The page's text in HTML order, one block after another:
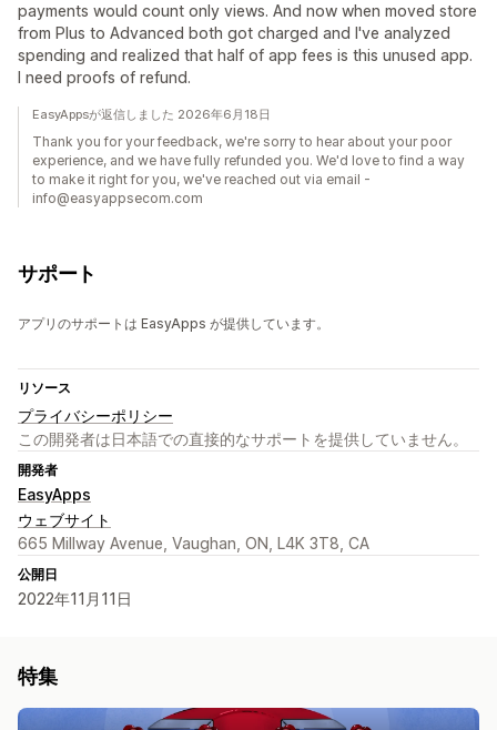
payments would count only views. And now when moved store
from Plus to Advanced both got charged and I've analyzed
spending and realized that half of app fees is this unused app.
I need proofs of refund.
EasyAppsが返信しました 2026年6月18日
Thank you for your feedback, we're sorry to hear about your poor
experience, and we have fully refunded you. We'd love to find a way
to make it right for you, we've reached out via email -
info@easyappsecom.com
サポート
アプリのサポートは EasyApps が提供しています。
リソース
プライバシーポリシー
この開発者は日本語での直接的なサポートを提供していません。
開発者
EasyApps
ウェブサイト
665 Millway Avenue, Vaughan, ON, L4K 3T8, CA
公開日
2022年11月11日
特集